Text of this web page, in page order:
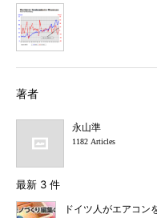
著者
永山準
1182 Articles
最新 3 件
ドイツ人がエアコン